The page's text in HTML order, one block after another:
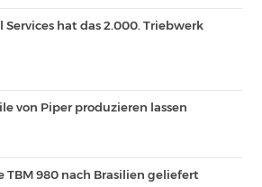
Services hat das 2.000. Triebwerk
von Piper produzieren lassen
TBM 980 nach Brasilien geliefert